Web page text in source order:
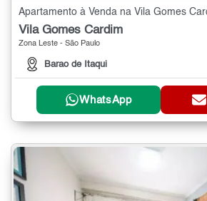
Vila Gomes Cardim
Zona Leste - São Paulo
Barao de Itaqui
WhatsApp